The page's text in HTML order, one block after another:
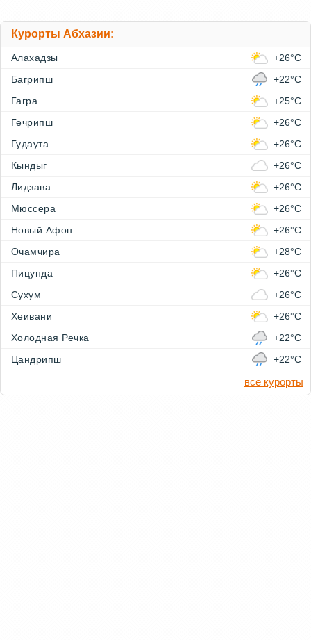
Курорты Абхазии:
Алахадзы
+26°C
Багрипш
+22°C
Гагра
+25°C
Гечрипш
+26°C
Гудаута
+26°C
Кындыг
+26°C
Лидзава
+26°C
Мюссера
+26°C
Новый Афон
+26°C
Очамчира
+28°C
Пицунда
+26°C
Сухум
+26°C
Хеивани
+26°C
Холодная Речка
+22°C
Цандрипш
+22°C
все курорты